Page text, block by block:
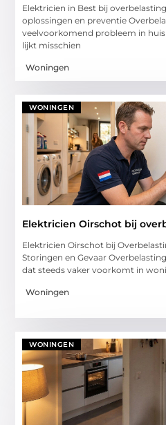
Elektricien in Best bij
oplossingen en preventie
veelvoorkomend probleem in
lijkt misschien
Woningen
WONINGEN
Elektricien Oirschot bij
Elektricien Oirschot bij
Storingen en Gevaar
dat steeds vaker voorkomt in
Woningen
WONINGEN